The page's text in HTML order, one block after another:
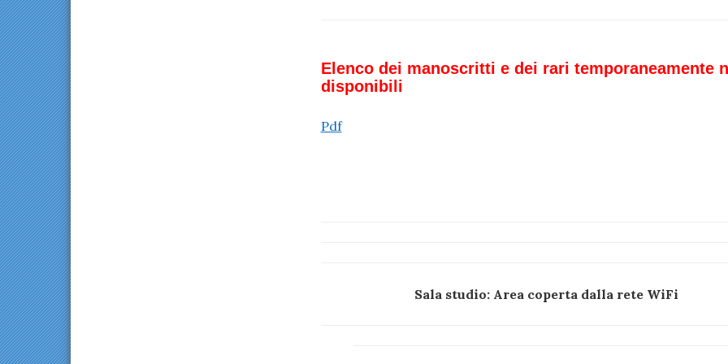
Elenco dei manoscritti e dei rari temporaneamente
disponibili
Pdf
Sala studio: Area coperta dalla rete WiFi